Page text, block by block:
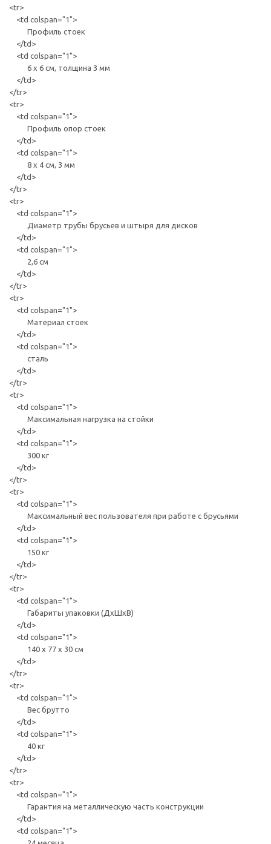
<tr>
<td colspan="1">
Профиль стоек
</td>
<td colspan="1">
6 х 6 см, толщина 3 мм
</td>
</tr>
<tr>
<td colspan="1">
Профиль опор стоек
</td>
<td colspan="1">
8 х 4 см, 3 мм
</td>
</tr>
<tr>
<td colspan="1">
Диаметр трубы брусьев и штыря для дисков
</td>
<td colspan="1">
2,6 см
</td>
</tr>
<tr>
<td colspan="1">
Материал стоек
</td>
<td colspan="1">
сталь
</td>
</tr>
<tr>
<td colspan="1">
Максимальная нагрузка на стойки
</td>
<td colspan="1">
300 кг
</td>
</tr>
<tr>
<td colspan="1">
Максимальный вес пользователя при работе с брусьями
</td>
<td colspan="1">
150 кг
</td>
</tr>
<tr>
<td colspan="1">
Габариты упаковки (ДхШхВ)
</td>
<td colspan="1">
140 х 77 х 30 см
</td>
</tr>
<tr>
<td colspan="1">
Вес брутто
</td>
<td colspan="1">
40 кг
</td>
</tr>
<tr>
<td colspan="1">
Гарантия на металлическую часть конструкции
</td>
<td colspan="1">